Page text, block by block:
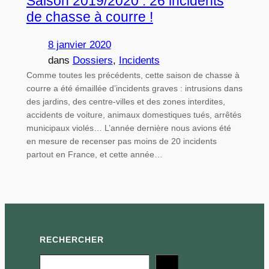
de chasse à courre !
8 janvier 2020
dans Dossiers, Incidents
Comme toutes les précédents, cette saison de chasse à
courre a été émaillée d’incidents graves : intrusions dans
des jardins, des centre-villes et des zones interdites,
accidents de voiture, animaux domestiques tués, arrêtés
municipaux violés… L’année dernière nous avions été
en mesure de recenser pas moins de 20 incidents
partout en France, et cette année…
RECHERCHER